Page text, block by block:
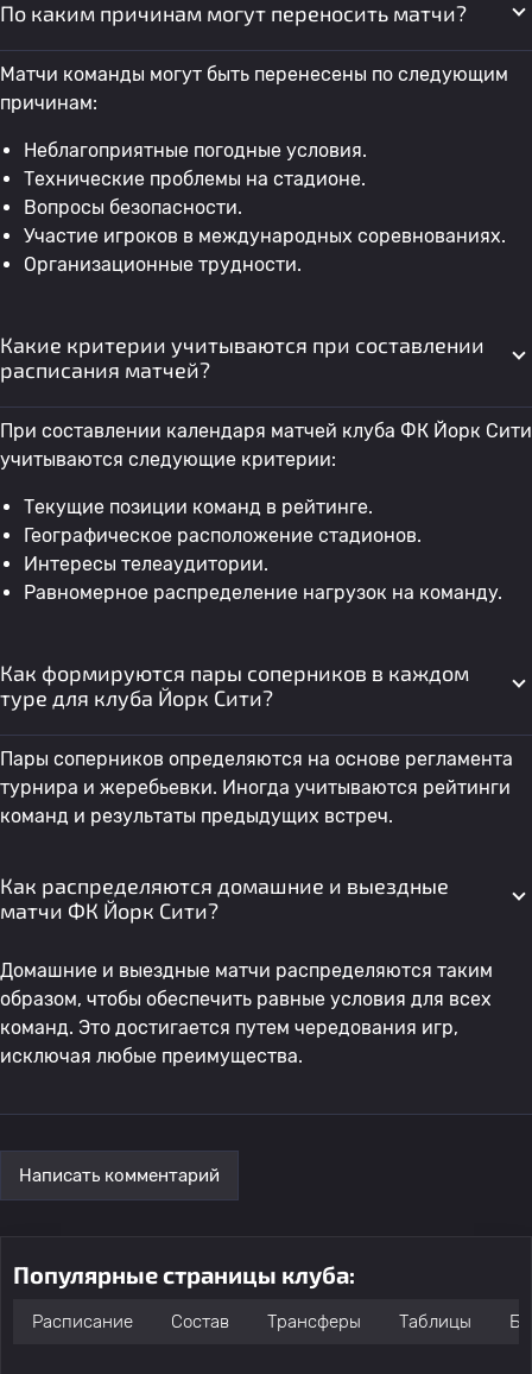
По каким причинам могут переносить матчи?
Матчи команды могут быть перенесены по следующим
причинам:
Неблагоприятные погодные условия.
Технические проблемы на стадионе.
Вопросы безопасности.
Участие игроков в международных соревнованиях.
Организационные трудности.
Какие критерии учитываются при составлении
расписания матчей?
При составлении календаря матчей клуба ФК Йорк Сити
учитываются следующие критерии:
Текущие позиции команд в рейтинге.
Географическое расположение стадионов.
Интересы телеаудитории.
Равномерное распределение нагрузок на команду.
Как формируются пары соперников в каждом
туре для клуба Йорк Сити?
Пары соперников определяются на основе регламента
турнира и жеребьевки. Иногда учитываются рейтинги
команд и результаты предыдущих встреч.
Как распределяются домашние и выездные
матчи ФК Йорк Сити?
Домашние и выездные матчи распределяются таким
образом, чтобы обеспечить равные условия для всех
команд. Это достигается путем чередования игр,
исключая любые преимущества.
Написать комментарий
Популярные страницы клуба:
Расписание Состав Трансферы Таблицы